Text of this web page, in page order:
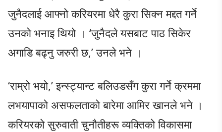
जुनैदलाई आफ्नो करियरमा धेरै कुरा सिक्न मद्दत गर्ने
उनको भनाइ थियो । ‘जुनैदले यसबाट पाठ सिकेर
अगाडि बढ्नु जरुरी छ,’ उनले भने ।
‘राम्रो भयो,’ इन्स्ट्यान्ट बलिउडसँग कुरा गर्ने क्रममा
लभयापाको असफलताको बारेमा आमिर खानले भने ।
करियरको सुरुवाती चुनौतीहरू व्यक्तिको विकासमा